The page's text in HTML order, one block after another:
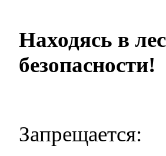
Находясь в
безопасности!
Запрещается: